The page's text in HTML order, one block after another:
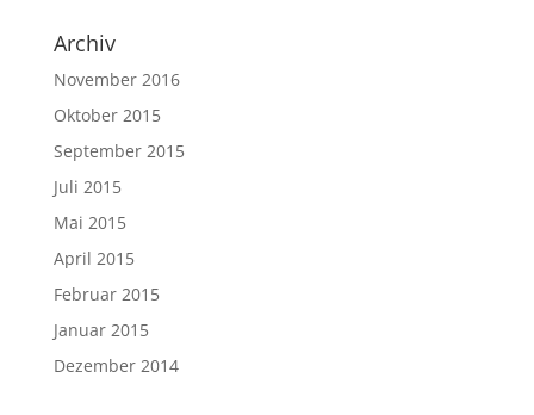
Archiv
November 2016
Oktober 2015
September 2015
Juli 2015
Mai 2015
April 2015
Februar 2015
Januar 2015
Dezember 2014